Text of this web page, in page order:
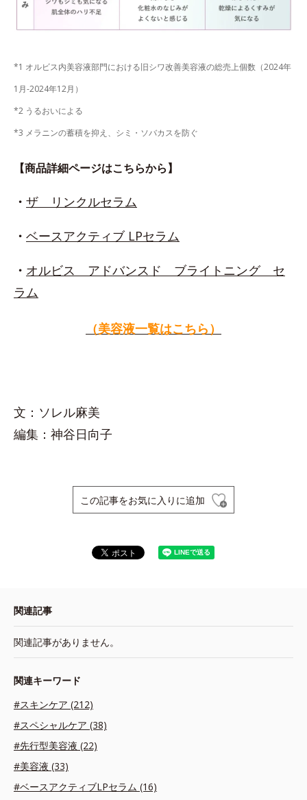
*1 オルビス内美容液部門における旧シワ改善美容液の総売上個数（2024年
1月-2024年12月）
*2 うるおいによる
*3 メラニンの蓄積を抑え、シミ・ソバカスを防ぐ
【商品詳細ページはこちらから】
・ ザ リンクルセラム
・ ベースアクティブ LPセラム
・ オルビス アドバンスド ブライトニング セ
ラム
（美容液一覧はこちら）
文：ソレル麻美
編集：神谷日向子
この記事をお気に入りに追加
関連記事
関連記事がありません。
関連キーワード
#スキンケア (212)
#スペシャルケア (38)
#先行型美容液 (22)
#美容液 (33)
#ベースアクティブLPセラム (16)